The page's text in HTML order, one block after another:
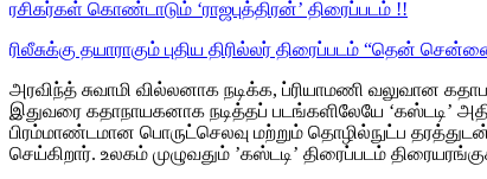
ரசிகர்கள் கொண்டாடும் ‘ராஜபுத்திரன்’ திரைப்படம் !!
ரிலீசுக்கு தயாராகும் புதிய திரில்லர் திரைப்படம் “தென்
அரவிந்த் சுவாமி வில்லனாக நடிக்க, ப்ரியாமணி வலுவான
இதுவரை கதாநாயகனாக நடித்தப் படங்களிலேயே ‘கஸ்டடி’
பிரம்மாண்டமான பொருட்செலவு மற்றும் தொழில்நுட்ப
செய்கிறார். உலகம் முழுவதும் ’கஸ்டடி’ திரைப்படம்